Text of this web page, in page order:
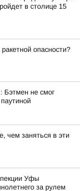
в столице 15
опасности?
Бэтмен не смог
чем заняться в эти
Уфы
за рулем